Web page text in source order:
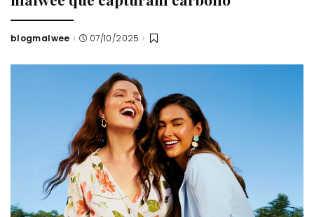
Posted
blogmalwee 07/10/2025